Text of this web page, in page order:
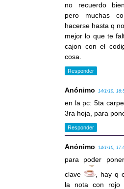
no recuerdo
pero muchas
hacerse hasta q
mejor lo que te
cajon con el
cosa.
Responder
Anónimo 14/1/10,
en la pc: 5ta
3ra hoja, para
Responder
Anónimo 14/1/10,
para poder
clave
, hay q
la nota con rojo